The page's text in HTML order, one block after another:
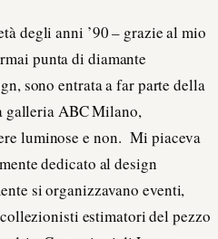
degli anni ’90 – grazie al mio
punta di diamante
sono entrata a far parte della
galleria ABC Milano,
luminose e non. Mi piaceva
dedicato al design
si organizzavano eventi,
estimatori del pezzo